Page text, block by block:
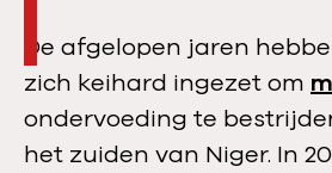
De afgelopen jaren
zich keihard ingezet om
ondervoeding te
het zuiden van Niger. In